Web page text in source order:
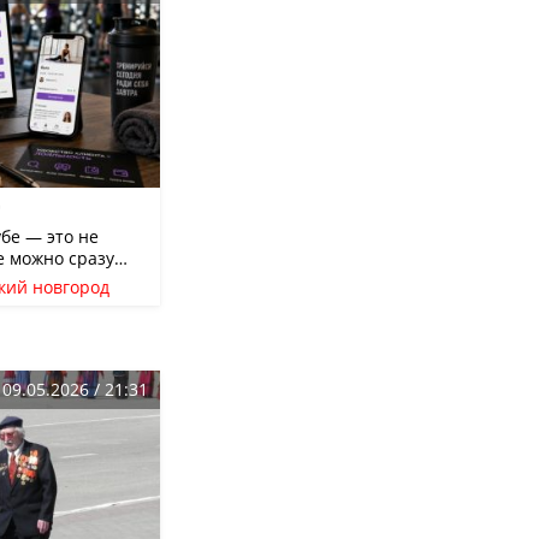
— это не
можно сразу
свободные
и
новгород
09.05.2026 / 21:31